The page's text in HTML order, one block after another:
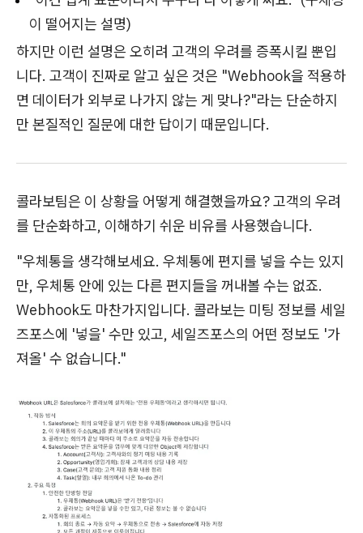
이 떨어지는 설명)
하지만 이런 설명은 오히려 고객의 우려를 증폭시킬 뿐입
니다. 고객이 진짜로 알고 싶은 것은 "Webhook을 적용하
면 데이터가 외부로 나가지 않는 게 맞나?"라는 단순하지
만 본질적인 질문에 대한 답이기 때문입니다.
콜라보팀은 이 상황을 어떻게 해결했을까요? 고객의 우려
를 단순화하고, 이해하기 쉬운 비유를 사용했습니다.
"우체통을 생각해보세요. 우체통에 편지를 넣을 수는 있지
만, 우체통 안에 있는 다른 편지들을 꺼내볼 수는 없죠.
Webhook도 마찬가지입니다. 콜라보는 미팅 정보를 세일
즈포스에 '넣을' 수만 있고, 세일즈포스의 어떤 정보도 '가
져올' 수 없습니다."